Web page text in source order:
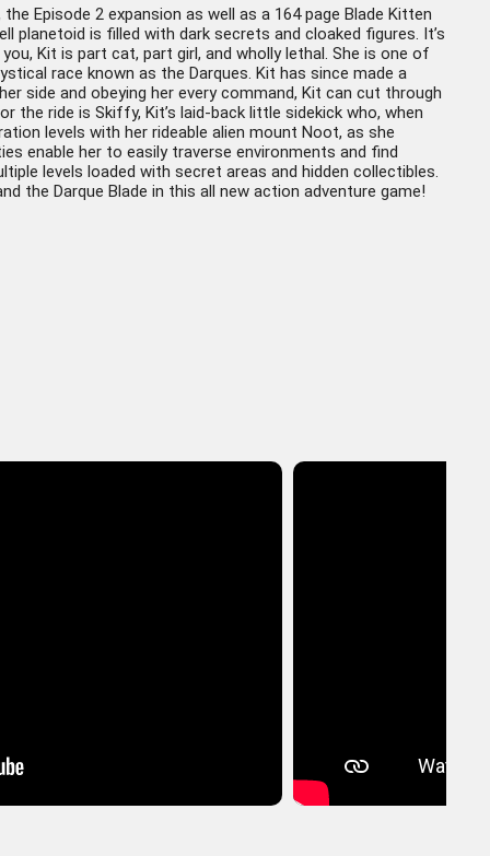
Episode 2 expansion as well as a 164 page Blade Kitten
planetoid is filled with dark secrets and cloaked figures. It’s
Kit is part cat, part girl, and wholly lethal. She is one of
race known as the Darques. Kit has since made a
side and obeying her every command, Kit can cut through
ride is Skiffy, Kit’s laid-back little sidekick who, when
levels with her rideable alien mount Noot, as she
enable her to easily traverse environments and find
levels loaded with secret areas and hidden collectibles.
the Darque Blade in this all new action adventure game!